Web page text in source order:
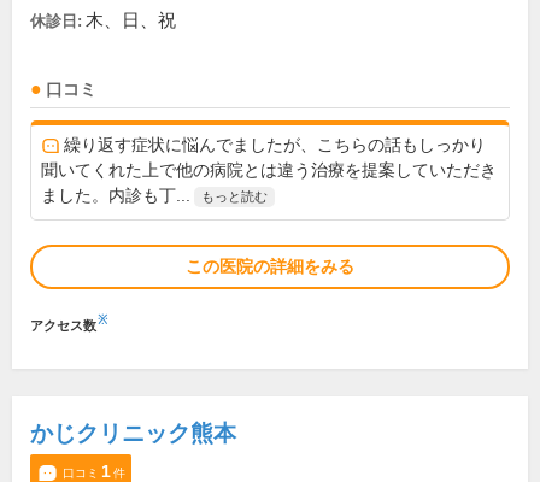
休診日: 木、日、祝
口コミ
繰り返す症状に悩んでましたが、こちらの話もしっかり
聞いてくれた上で他の病院とは違う治療を提案していただき
ました。内診も丁...
もっと読む
この医院の詳細をみる
アクセス数※
かじクリニック熊本
口コミ 1件